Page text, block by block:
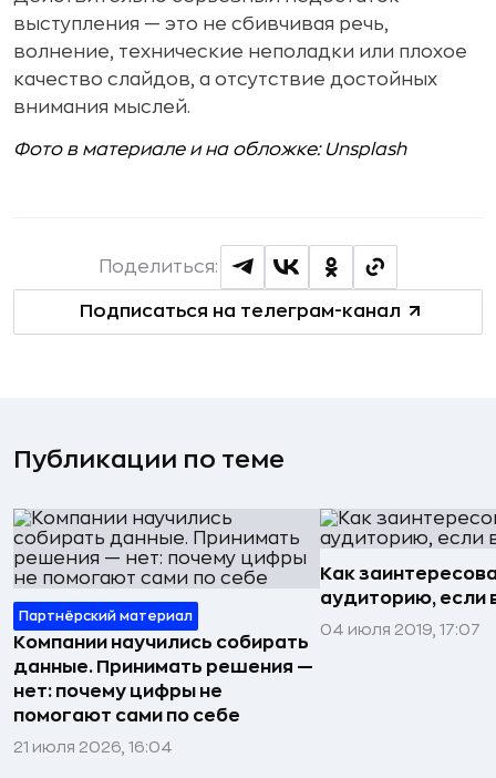
выступления — это не сбивчивая речь,
волнение, технические неполадки или плохое
качество слайдов, а отсутствие достойных
внимания мыслей.
Фото в материале и на обложке: Unsplash
Подписаться на телеграм-канал
Поделиться:
Публикации по теме
Партнёрский материал
Компании научились собирать
данные. Принимать решения —
нет: почему цифры не
помогают сами по себе
21 июля 2026, 16:04
Как
аудиторию, если
04 июля 2019, 17:07